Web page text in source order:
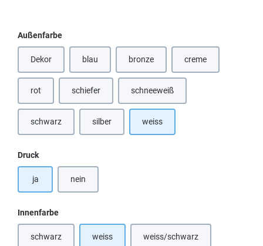
Außenfarbeauswählen
Dekor(Diese Option ist zurzeit nicht verfügbar.)
blau bronze(Diese Option ist zurzeit nicht
creme
rot(Diese Option ist zurzeit nicht verfügbar.)
schiefer(Diese Option ist zurzeit nicht verfügbar.)
schneeweiß(Diese Option ist zurzeit nicht
schwarz(Diese Option ist zurzeit nicht verfügbar.)
silber(Diese Option ist zurzeit nicht verfügbar.)
weiss
Druckauswählen
ja nein
Innenfarbeauswählen
schwarz(Diese Option ist zurzeit nicht verfügbar.)
weiss weiss/schwarz(Diese Option ist zurzeit